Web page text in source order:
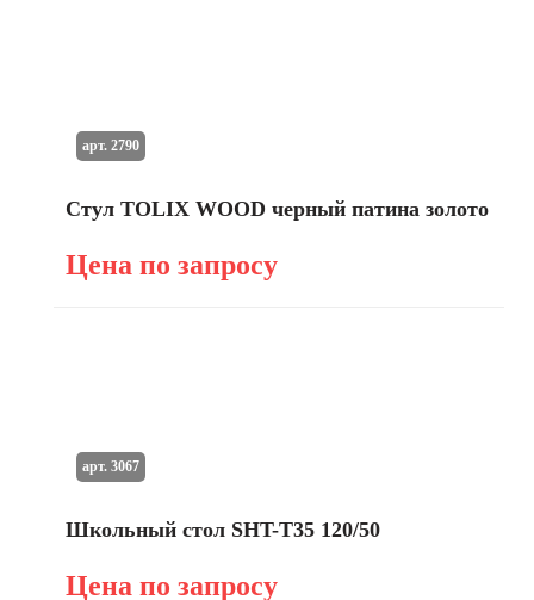
Стул TOLIX WOOD черный патина золото
Цена по запросу
арт. 2790
Школьный стол SHT-T35 120/50
Цена по запросу
арт. 3067